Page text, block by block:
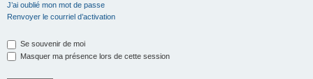
J’ai oublié mon mot de passe
Renvoyer le courriel d’activation
Se souvenir de moi
Masquer ma présence lors de cette session